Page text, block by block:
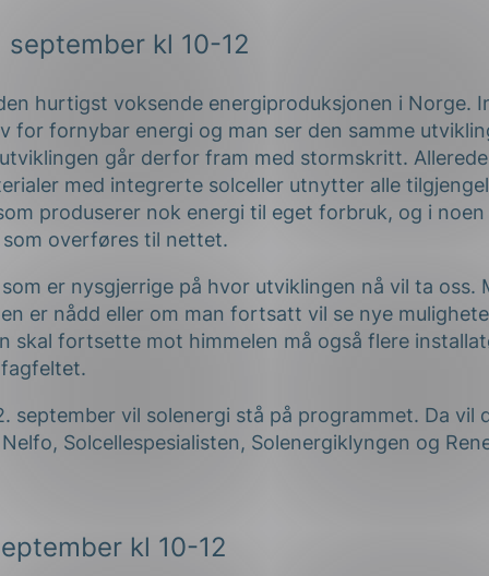
kl 10-12
hurtigst voksende energiproduksjonen i Norge.
for fornybar energi og man ser den samme
går derfor fram med stormskritt.
med integrerte solceller utnytter alle
produserer nok energi til eget forbruk, og i
overføres til nettet.
er nysgjerrige på hvor utviklingen nå vil ta oss.
er nådd eller om man fortsatt vil se nye
skal fortsette mot himmelen må også flere
september vil solenergi stå på programmet. Da vil
Solcellespesialisten, Solenergiklyngen og
kl 10-12